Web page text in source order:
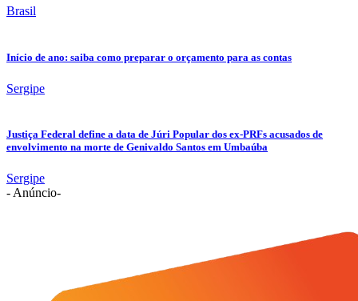
Brasil
Início de ano: saiba como preparar o orçamento para as contas
Sergipe
Justiça Federal define a data de Júri Popular dos ex-PRFs acusados de
envolvimento na morte de Genivaldo Santos em Umbaúba
Sergipe
- Anúncio-